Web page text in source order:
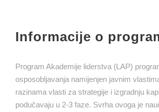
Informacije o
Program Akademije liderstva (LAP)
osposobljavanja namijenjen javnim
razinama vlasti za strategije i izgradnju
podučavaju u 2-3 faze. Svrha ovoga je